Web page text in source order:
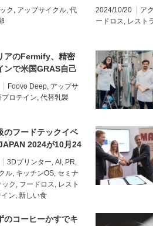
ク , アップサイクル, 代
2024/10/20 ア
ードロス, レスト
アのFermify、精密
ンで米国GRAS自己
Foovo Deep, アップサ
プロテイン, 代替乳製
のフードテックイベ
2024が10月24
京・オンラインで開
3Dプリンター, AI , PR,
ル, キッチンOS, セミナ
ク , フードロス, レスト
ン, 新しい食
のコーヒーかすでキ